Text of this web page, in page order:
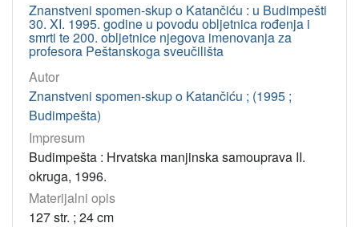
Znanstveni spomen-skup o Katančiću : u Budimpešti
30. XI. 1995. godine u povodu obljetnica rođenja i
smrti te 200. obljetnice njegova imenovanja za
profesora Peštanskoga sveučilišta
Autor
Znanstveni spomen-skup o Katančiću ; (1995 ;
Budimpešta)
Impresum
Budimpešta : Hrvatska manjinska samouprava II.
okruga, 1996.
Materijalni opis
127 str. ; 24 cm